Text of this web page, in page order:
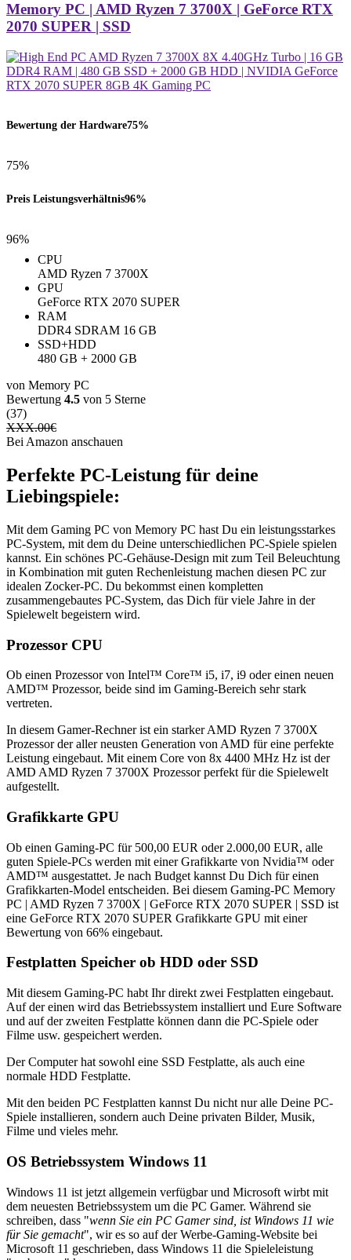
Memory PC | AMD Ryzen 7 3700X | GeForce RTX
2070 SUPER | SSD
Bewertung der Hardware75%
75%
Preis Leistungsverhältnis96%
96%
CPU
AMD Ryzen 7 3700X
GPU
GeForce RTX 2070 SUPER
RAM
‎DDR4 SDRAM ‎16 GB
SSD+HDD
480 GB + 2000 GB
von Memory PC
Bewertung 4.5 von 5 Sterne
(37)
XXX.00€
Bei Amazon anschauen
Perfekte PC-Leistung für deine
Liebingspiele:
Mit dem Gaming PC von Memory PC hast Du ein leistungsstarkes
PC-System, mit dem du Deine unterschiedlichen PC-Spiele spielen
kannst. Ein schönes PC-Gehäuse-Design mit zum Teil Beleuchtung
in Kombination mit guten Rechenleistung machen diesen PC zur
idealen Zocker-PC. Du bekommst einen kompletten
zusammengebautes PC-System, das Dich für viele Jahre in der
Spielewelt begeistern wird.
Prozessor CPU
Ob einen Prozessor von Intel™ Core™ i5, i7, i9 oder einen neuen
AMD™ Prozessor, beide sind im Gaming-Bereich sehr stark
vertreten.
In diesem Gamer-Rechner ist ein starker AMD Ryzen 7 3700X
Prozessor der aller neusten Generation von AMD für eine perfekte
Leistung eingebaut. Mit einem Core von ‎8x 4400 MHz Hz ist der
AMD AMD Ryzen 7 3700X Prozessor perfekt für die Spielewelt
aufgestellt.
Grafikkarte GPU
Ob einen Gaming-PC für 500,00 EUR oder 2.000,00 EUR, alle
guten Spiele-PCs werden mit einer Grafikkarte von Nvidia™ oder
AMD™ ausgestattet. Je nach Budget kannst Du Dich für einen
Grafikkarten-Model entscheiden. Bei diesem Gaming-PC Memory
PC | AMD Ryzen 7 3700X | GeForce RTX 2070 SUPER | SSD ist
eine GeForce RTX 2070 SUPER Grafikkarte GPU mit einer
Bewertung von 66% eingebaut.
Festplatten Speicher ob HDD oder SSD
Mit diesem Gaming-PC habt Ihr direkt zwei Festplatten eingebaut.
Auf der einen wird das Betriebssystem installiert und Eure Software
und auf der zweiten Festplatte können dann die PC-Spiele oder
Filme usw. gespeichert werden.
Der Computer hat sowohl eine SSD Festplatte, als auch eine
normale HDD Festplatte.
Mit den beiden PC Festplatten kannst Du nicht nur alle Deine PC-
Spiele installieren, sondern auch Deine privaten Bilder, Musik,
Filme und vieles mehr.
OS Betriebssystem Windows 11
Windows 11 ist jetzt allgemein verfügbar und Microsoft wirbt mit
dem neuesten Betriebssystem um die PC Gamer. Während sie
schreiben, dass "wenn Sie ein PC Gamer sind, ist Windows 11 wie
für Sie gemacht", wir es so auf der Werbe-Gaming-Website bei
Microsoft 11 geschrieben, dass Windows 11 die Spieleleistung